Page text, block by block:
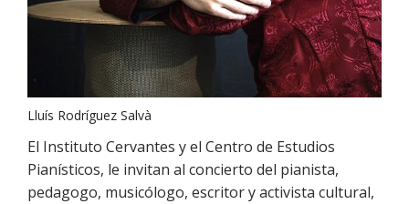
Lluís Rodríguez Salvà
El Instituto Cervantes y el Centro de Estudios
Pianísticos, le invitan al concierto del pianista,
pedagogo, musicólogo, escritor y activista cultural,